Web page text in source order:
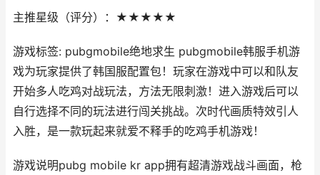
主推星级（评分）：★★★★★
游戏标签: pubgmobile绝地求生 pubgmobile韩服手机游
戏为玩家提供了韩国服配置包！玩家在游戏中可以和队友
开始多人吃鸡对战玩法，方法无限刺激！进入游戏后可以
自行选择不同的玩法进行闯关挑战。次时代画质特效引人
入胜，是一款玩起来就爱不释手的吃鸡手机游戏！
游戏说明pubg mobile kr app拥有超清游戏战斗画面，枪